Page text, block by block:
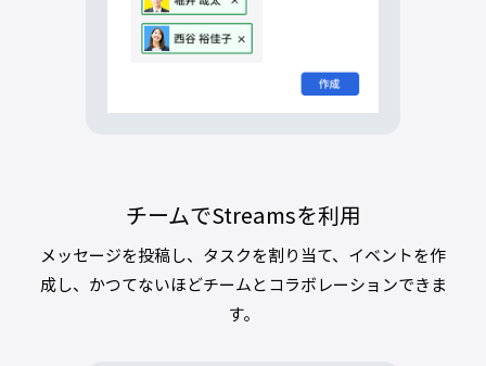
チームでStreamsを利用
メッセージを投稿し、タスクを割り当て、イベントを作
成し、かつてないほどチームとコラボレーションできま
す。